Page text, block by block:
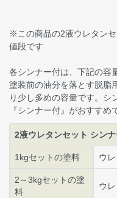
※この商品の2液ウレタン
値段です
各シンナー付は、下記の容
塗装前の油分を落とす脱脂
り少し多めの容量です。シ
『シンナー付』がおすすめ
2液ウレタンセット シン
1kgセットの塗料 ウ
2～3kgセットの塗
料
ウ